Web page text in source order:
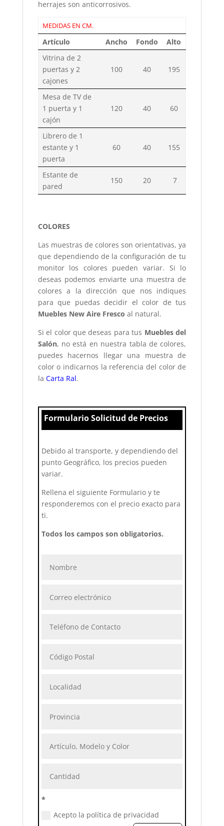
herrajes son anticorrosivos.
MEDIDAS EN CM.
Artículo Ancho Fondo
Alto
Vitrina de 2
puertas y 2
cajones
100 40 195
Mesa de TV de
1 puerta y 1
cajón
120 40 60
Librero de 1
estante y 1
puerta
60 40 155
Estante de
pared
150 20 7
COLORES
Las muestras de colores son orientativas, ya
que dependiendo de la configuración de tu
monitor los colores pueden variar. Si lo
deseas podemos enviarte una muestra de
colores a la dirección que nos indiques
para que puedas decidir el color de tus
Muebles New Aire Fresco al natural.
Si el color que deseas para tus Muebles del
Salón, no está en nuestra tabla de colores,
puedes hacernos llegar una muestra de
color o indicarnos la referencia del color de
la Carta Ral.
Formulario Solicitud de Precios
Debido al transporte, y dependiendo del
punto Geográfico, los precios pueden
variar.
Rellena el siguiente Formulario y te
responderemos con el precio exacto para
ti.
Todos los campos son obligatorios.
*
Acepto la política de privacidad